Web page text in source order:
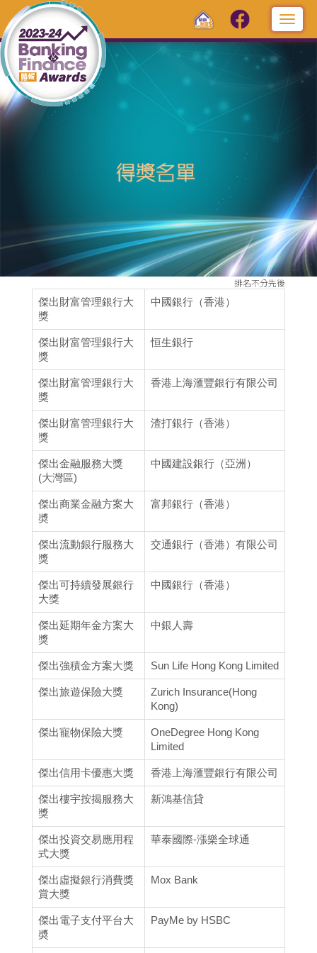
排名不分先後
傑出財富管理銀行大
獎
中國銀行（香港）
傑出財富管理銀行大
獎
恒生銀行
傑出財富管理銀行大
獎
香港上海滙豐銀行有限公司
傑出財富管理銀行大
獎
渣打銀行（香港）
傑出金融服務大獎
(大灣區)
中國建設銀行（亞洲）
傑出商業金融方案大
奬
富邦銀行（香港）
傑出流動銀行服務大
獎
交通銀行（香港）有限公司
傑出可持續發展銀行
大獎
中國銀行（香港）
傑出延期年金方案大
獎
中銀人壽
傑出強積金方案大獎 Sun Life Hong Kong Limited
傑出旅遊保險大獎
Zurich Insurance(Hong
Kong)
傑出寵物保險大獎
OneDegree Hong Kong
Limited
傑出信用卡優惠大獎 香港上海滙豐銀行有限公司
傑出樓宇按揭服務大
獎
新鴻基信貸
傑出投資交易應用程
式大獎
華泰國際-漲樂全球通
傑出虛擬銀行消費獎
賞大獎
Mox Bank
傑出電子支付平台大
奬
PayMe by HSBC